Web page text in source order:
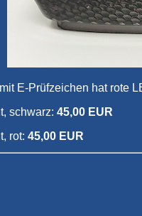
E-Prüfzeichen hat rote
schwarz: 45,00 EUR
rot: 45,00 EUR